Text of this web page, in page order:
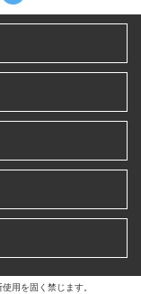
用を固く禁じます。